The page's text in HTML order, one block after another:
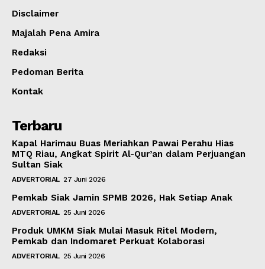
Disclaimer
Majalah Pena Amira
Redaksi
Pedoman Berita
Kontak
Terbaru
Kapal Harimau Buas Meriahkan Pawai Perahu Hias
MTQ Riau, Angkat Spirit Al-Qur’an dalam Perjuangan
Sultan Siak
ADVERTORIAL 27 Juni 2026
Pemkab Siak Jamin SPMB 2026, Hak Setiap Anak
ADVERTORIAL 25 Juni 2026
Produk UMKM Siak Mulai Masuk Ritel Modern,
Pemkab dan Indomaret Perkuat Kolaborasi
ADVERTORIAL 25 Juni 2026